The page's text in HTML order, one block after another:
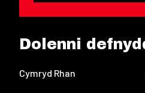
Dolenni
Cymryd Rhan